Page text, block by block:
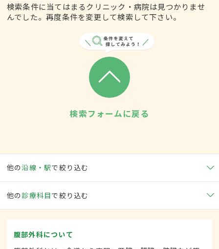
検索条件に当てはまるクリニック・病院は見つかりませ
んでした。再度条件を変更して検索して下さい。
検索フォームに戻る
他の沿線・駅で絞り込む
他の 診療科目で絞り込む
腹部外科について